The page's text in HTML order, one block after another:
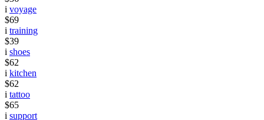
i voyage
$69
i training
$39
i shoes
$62
i kitchen
$62
i tattoo
$65
i support